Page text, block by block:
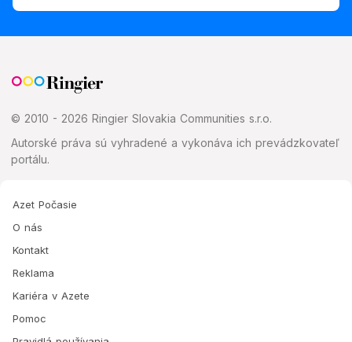
© 2010 - 2026 Ringier Slovakia Communities s.r.o.
Autorské práva sú vyhradené a vykonáva ich prevádzkovateľ
portálu.
Azet Počasie
O nás
Kontakt
Reklama
Kariéra v Azete
Pomoc